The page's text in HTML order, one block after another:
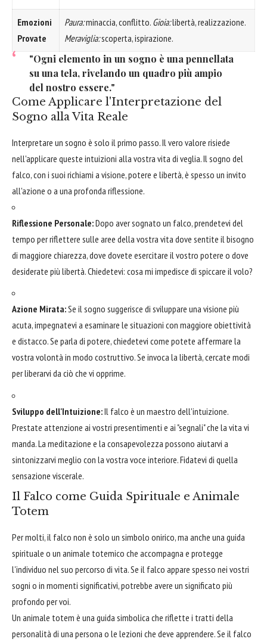
Emozioni
Provate
Paura:minaccia, conflitto. Gioia:libertà, realizzazione.
Meraviglia:scoperta, ispirazione.
"Ogni elemento in un sogno è una pennellata
su una tela, rivelando un quadro più ampio
del nostro essere."
Come Applicare l'Interpretazione del
Sogno alla Vita Reale
Interpretare un sogno è solo il primo passo. Il vero valore risiede
nell'applicare queste intuizioni alla vostra vita di veglia. Il sogno del
falco, con i suoi richiami a visione, potere e libertà, è spesso un invito
all'azione o a una profonda riflessione.
Riflessione Personale:Dopo aver sognato un falco, prendetevi del
tempo per riflettere sulle aree della vostra vita dove sentite il bisogno
di maggiore chiarezza, dove dovete esercitare il vostro potere o dove
desiderate più libertà. Chiedetevi: cosa mi impedisce di spiccare il volo?
Azione Mirata:Se il sogno suggerisce di sviluppare una visione più
acuta, impegnatevi a esaminare le situazioni con maggiore obiettività
e distacco. Se parla di potere, chiedetevi come potete affermare la
vostra volontà in modo costruttivo. Se invoca la libertà, cercate modi
per liberarvi da ciò che vi opprime.
Sviluppo dell'Intuizione:Il falco è un maestro dell'intuizione.
Prestate attenzione ai vostri presentimenti e ai "segnali" che la vita vi
manda. La meditazione e la consapevolezza possono aiutarvi a
sintonizzarvi meglio con la vostra voce interiore. Fidatevi di quella
sensazione viscerale.
Il Falco come Guida Spirituale e Animale
Totem
Per molti, il falco non è solo un simbolo onirico, ma anche una guida
spirituale o un animale totemico che accompagna e protegge
l'individuo nel suo percorso di vita. Se il falco appare spesso nei vostri
sogni o in momenti significativi, potrebbe avere un significato più
profondo per voi.
Un animale totem è una guida simbolica che riflette i tratti della
personalità di una persona o le lezioni che deve apprendere. Se il falco